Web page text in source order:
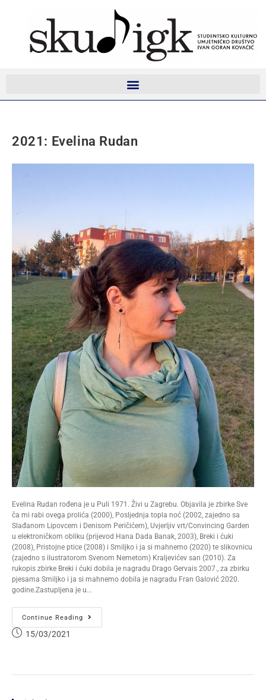
2021: Evelina Rudan
Evelina Rudan rođena je u Puli 1971. Živi u Zagrebu. Objavila je zbirke Sve
ča mi rabi ovega prolića (2000), Posljednja topla noć (2002, zajedno sa
Slađanom Lipovcem i Denisom Peričićem), Uvjerljiv vrt/Convincing Garden
u elektroničkom obliku (prijevod Hana Dada Banak, 2003), Breki i ćuki
(2008), Pristojne ptice (2008) i Smiljko i ja si mahnemo (2020) te slikovnicu
(zajedno s ilustratorom Svenom Nemetom) Kraljevićev san (2010). Za
rukopis zbirke Breki i ćuki dobila je nagradu Drago Gervais 2007., za zbirku
pjesama Smiljko i ja si mahnemo dobila je nagradu Fran Galović 2020.
godine.Zastupljena je u…
Continue Reading
15/03/2021